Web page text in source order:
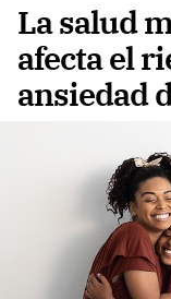
La salud
afecta el
ansiedad